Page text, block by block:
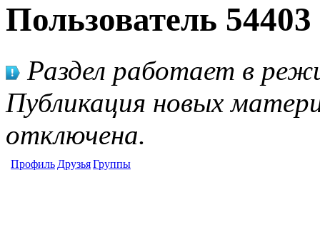
Пользователь 54403
Раздел работает в
Публикация новых
отключена.
Профиль ДрузьяГруппы